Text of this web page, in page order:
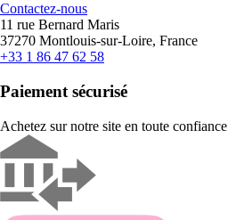
Contactez-nous
11 rue Bernard Maris
37270 Montlouis-sur-Loire, France
+33 1 86 47 62 58
Paiement sécurisé
Achetez sur notre site en toute confiance